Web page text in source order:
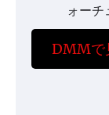
ォー
DMMで